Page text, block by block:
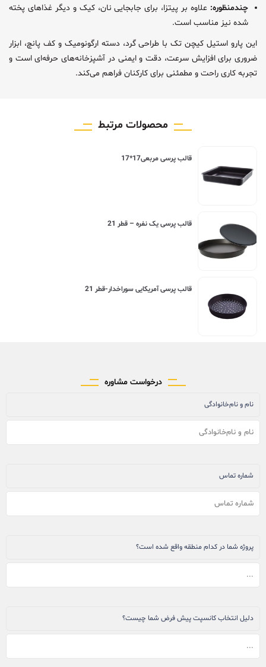
چندمنظوره: علاوه بر پیتزا، برای جابجایی نان، کیک و دیگر غذاهای پخته
شده نیز مناسب است.
این پارو استیل کیچن تک با طراحی گرد، دسته ارگونومیک و کف پانچ، ابزار
ضروری برای افزایش سرعت، دقت و ایمنی در آشپزخانه‌های حرفه‌ای است و
تجربه کاری راحت و مطمئنی برای کارکنان فراهم می‌کند.
محصولات مرتبط
قالب پرسی مربعی17*17
قالب پرسی یک نفره – قطر 21
قالب پرسی آمریکایی سوراخدار-قطر 21
درخواست مشاوره
نام و نام‌خانوادگی
شماره تماس
پروژه شما در کدام منطقه واقع شده است؟
دلیل انتخاب کانسپت پیش فرض شما چیست؟